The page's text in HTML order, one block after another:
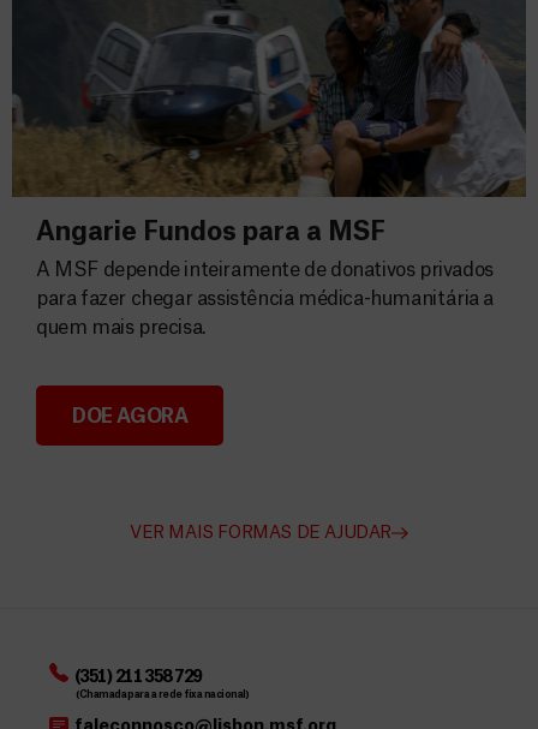
Angarie Fundos para a MSF
Angarie Fundos para a MSF
A MSF depende inteiramente de donativos privados
para fazer chegar assistência médica-humanitária a
quem mais precisa.
DOE AGORA
VER MAIS FORMAS DE AJUDAR
(351) 211 358 729
(Chamada para a rede fixa nacional)